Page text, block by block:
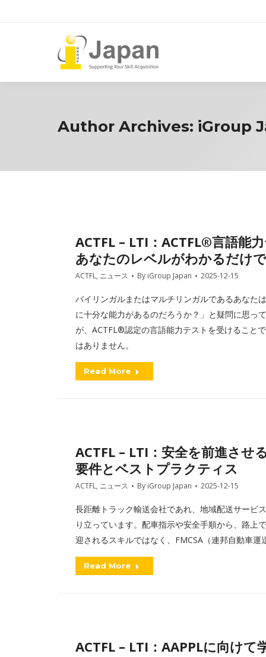
Author Archives: iGroup
ACTFL – LTI：ACTFL®言語能
あなたのレベルがわかるだけで
ACTFL, ニュース By iGroup Japan 2025-12-15
バイリンガルまたはマルチリンガルであるあなた
に十分な能力があるのだろうか？」と疑問に思っ
が、ACTFL®認定の言語能力テストを受けること
はありません。
Read More
ACTFL – LTI：安全を前進させ
要件とベストプラクティス
ACTFL, ニュース By iGroup Japan 2025-12-15
長距離トラック輸送会社であれ、地域配送サービ
り立っています。配車指示や安全手順から、路上
迎されるスキルではなく、FMCSA（連邦自動車運
Read More
ACTFL – LTI：AAPPLに向けて